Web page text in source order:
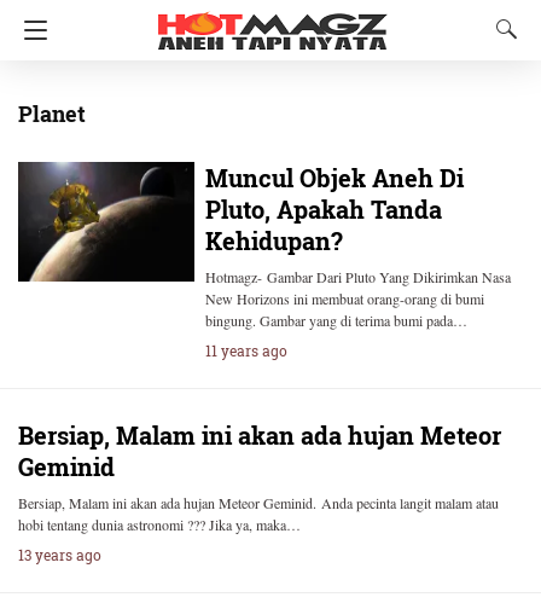
Planet
Muncul Objek Aneh Di
Pluto, Apakah Tanda
Kehidupan?
Hotmagz- Gambar Dari Pluto Yang Dikirimkan Nasa
New Horizons ini membuat orang-orang di bumi
bingung. Gambar yang di terima bumi pada…
11 years ago
Bersiap, Malam ini akan ada hujan Meteor
Geminid
Bersiap, Malam ini akan ada hujan Meteor Geminid. Anda pecinta langit malam atau
hobi tentang dunia astronomi ??? Jika ya, maka…
13 years ago